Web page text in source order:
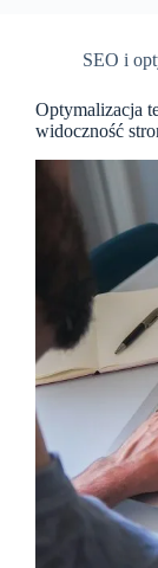
SEO i
Optymalizacja
widoczność